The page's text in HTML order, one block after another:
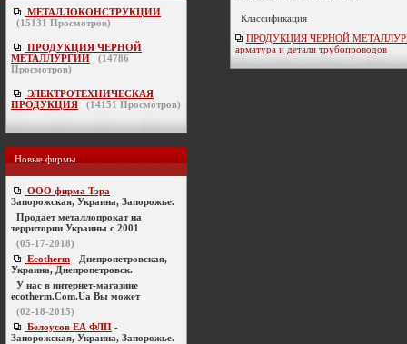
МЕТАЛЛОКОНСТРУКЦИИ
(15131 Просмотров)
ПРОДУКЦИЯ ЧЕРНОЙ
МЕТАЛЛУРГИИ
(14786
Просмотров)
ЭЛЕКТРОТЕХНИЧЕСКАЯ
ПРОДУКЦИЯ
(14151 Просмотров)
Новые фирмы
ООО фирма Тэра -
Запорожская, Украина, Запорожье.
Продает металлопрокат на
территории Украины с 2001
(05-17-2018)
Ecotherm - Днепропетровская,
Украина, Днепропетровск.
У нас в интернет-магазине
ecotherm.Com.Ua Вы может
(02-18-2015)
Белоусов ЕА ФЛП -
Запорожская, Украина, Запорожье.
Классификация
ПРОДУКЦИЯ ЧЕРНОЙ
арматура и детали трубопроводов